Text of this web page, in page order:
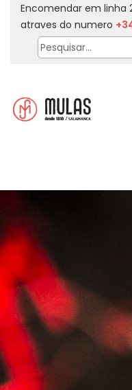
Encomendar em linha
atraves do numero